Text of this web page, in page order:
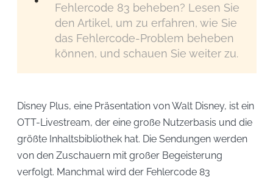
Fehlercode 83 beheben? Lesen Sie
den Artikel, um zu erfahren, wie Sie
das Fehlercode-Problem beheben
können, und schauen Sie weiter zu.
Disney Plus, eine Präsentation von Walt Disney, ist ein
OTT-Livestream, der eine große Nutzerbasis und die
größte Inhaltsbibliothek hat. Die Sendungen werden
von den Zuschauern mit großer Begeisterung
verfolgt. Manchmal wird der Fehlercode 83